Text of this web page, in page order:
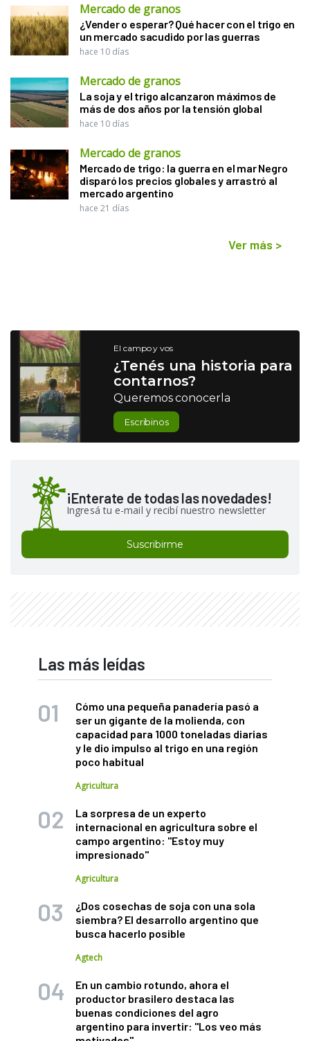
Mercado de granos
¿Vender o esperar? Qué hacer con el trigo en
un mercado sacudido por las guerras
hace 10 días
Mercado de granos
La soja y el trigo alcanzaron máximos de
más de dos años por la tensión global
hace 10 días
Mercado de granos
Mercado de trigo: la guerra en el mar Negro
disparó los precios globales y arrastró al
mercado argentino
hace 21 días
Ver más >
El campo y vos
¿Tenés una historia para
contarnos?
Queremos conocerla
Escribinos
¡Enterate de todas las novedades!
Ingresá tu e-mail y recibí nuestro newsletter
Suscribirme
Las más leídas
Cómo una pequeña panadería pasó a
ser un gigante de la molienda, con
capacidad para 1000 toneladas diarias
y le dio impulso al trigo en una región
poco habitual
Agricultura
La sorpresa de un experto
internacional en agricultura sobre el
campo argentino: "Estoy muy
impresionado"
Agricultura
¿Dos cosechas de soja con una sola
siembra? El desarrollo argentino que
busca hacerlo posible
Agtech
En un cambio rotundo, ahora el
productor brasilero destaca las
buenas condiciones del agro
argentino para invertir: "Los veo más